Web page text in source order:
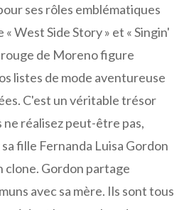
ses rôles emblématiques
West Side Story » et « Singin'
rouge de Moreno figure
listes de mode aventureuse
C'est un véritable trésor
ne réalisez peut-être pas,
fille Fernanda Luisa Gordon
Gordon partage
avec sa mère. Ils sont tous